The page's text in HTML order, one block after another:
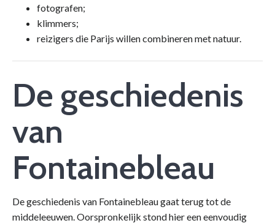
fotografen;
klimmers;
reizigers die Parijs willen combineren met natuur.
De geschiedenis
van
Fontainebleau
De geschiedenis van Fontainebleau gaat terug tot de
middeleeuwen. Oorspronkelijk stond hier een eenvoudig